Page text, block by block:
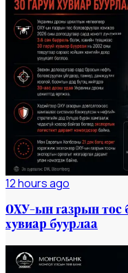
12 hours ago
ОХУ-ын газрын тос
хувиар буурлаа
Мэдээ #dailynews